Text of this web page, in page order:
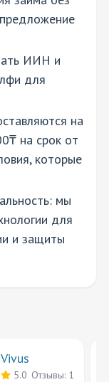
ИИН и
для
на
на срок от
которые
мы
для
и защиты
Vivus
5.0 Отзывы: 1